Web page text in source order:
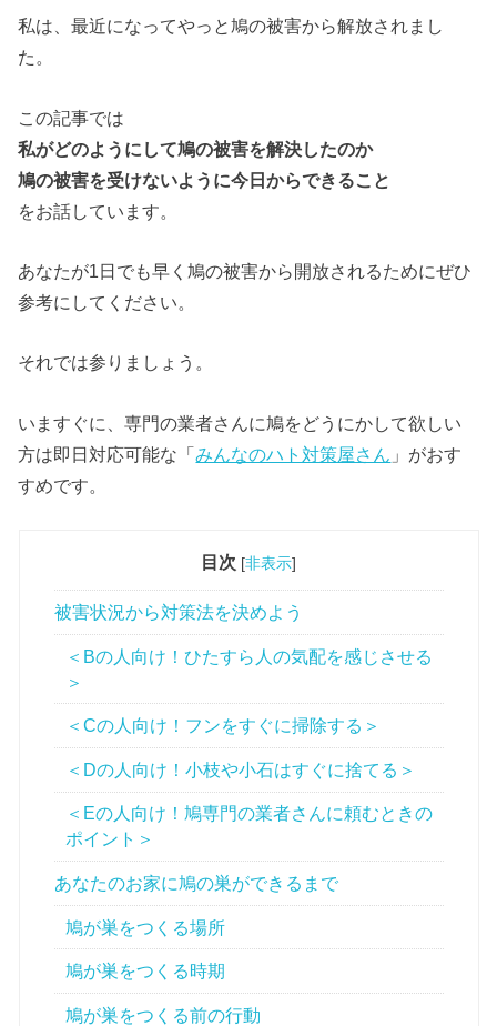
私は、最近になってやっと鳩の被害から解放されまし
た。
この記事では
私がどのようにして鳩の被害を解決したのか
鳩の被害を受けないように今日からできること
をお話しています。
あなたが1日でも早く鳩の被害から開放されるためにぜひ
参考にしてください。
それでは参りましょう。
いますぐに、専門の業者さんに鳩をどうにかして欲しい
方は即日対応可能な「みんなのハト対策屋さん 」がおす
すめです。
目次 [非表示]
被害状況から対策法を決めよう
＜Bの人向け！ひたすら人の気配を感じさせる
＞
＜Cの人向け！フンをすぐに掃除する＞
＜Dの人向け！小枝や小石はすぐに捨てる＞
＜Eの人向け！鳩専門の業者さんに頼むときの
ポイント＞
あなたのお家に鳩の巣ができるまで
鳩が巣をつくる場所
鳩が巣をつくる時期
鳩が巣をつくる前の行動